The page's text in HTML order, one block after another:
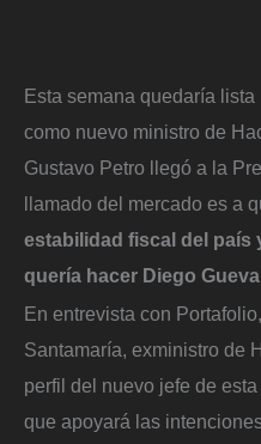
Esta semana quedaría
como nuevo ministro de
Gustavo Petro llegó a la
llamado del mercado es a
estabilidad fiscal del país
quería hacer Diego
En entrevista con
Santamaría, exministro de
perfil del nuevo jefe de
que apoyará las